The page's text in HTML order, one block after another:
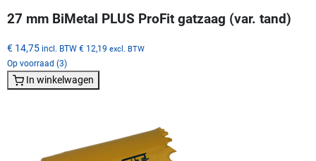
27 mm BiMetal PLUS ProFit gatzaag (var. tand)
€ 14,75 incl. BTW € 12,19 excl. BTW
Op voorraad (3)
In winkelwagen